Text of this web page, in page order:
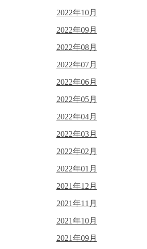
2022年10月
2022年09月
2022年08月
2022年07月
2022年06月
2022年05月
2022年04月
2022年03月
2022年02月
2022年01月
2021年12月
2021年11月
2021年10月
2021年09月